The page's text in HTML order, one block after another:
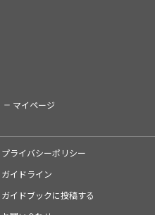
マイページ
プライバシーポリシー
ガイドライン
ガイドブックに投稿する